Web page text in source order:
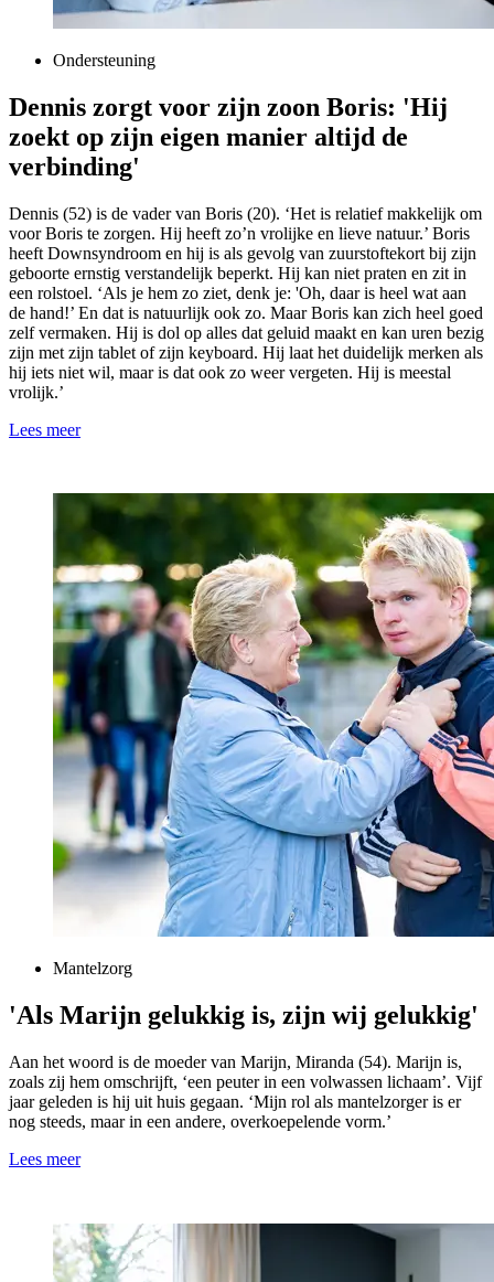
Ondersteuning
Dennis zorgt voor zijn zoon Boris: 'Hij
zoekt op zijn eigen manier altijd de
verbinding'
Dennis (52) is de vader van Boris (20). ‘Het is relatief makkelijk om
voor Boris te zorgen. Hij heeft zo’n vrolijke en lieve natuur.’ Boris
heeft Downsyndroom en hij is als gevolg van zuurstoftekort bij zijn
geboorte ernstig verstandelijk beperkt. Hij kan niet praten en zit in
een rolstoel. ‘Als je hem zo ziet, denk je: 'Oh, daar is heel wat aan
de hand!’ En dat is natuurlijk ook zo. Maar Boris kan zich heel goed
zelf vermaken. Hij is dol op alles dat geluid maakt en kan uren bezig
zijn met zijn tablet of zijn keyboard. Hij laat het duidelijk merken als
hij iets niet wil, maar is dat ook zo weer vergeten. Hij is meestal
vrolijk.’
Lees meer
Mantelzorg
'Als Marijn gelukkig is, zijn wij gelukkig'
Aan het woord is de moeder van Marijn, Miranda (54). Marijn is,
zoals zij hem omschrijft, ‘een peuter in een volwassen lichaam’. Vijf
jaar geleden is hij uit huis gegaan. ‘Mijn rol als mantelzorger is er
nog steeds, maar in een andere, overkoepelende vorm.’
Lees meer